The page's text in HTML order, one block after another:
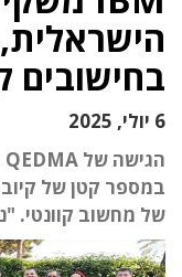
בחישובים
6 יולי, 2025
במספר קטן של
של מחשוב קוונטי.